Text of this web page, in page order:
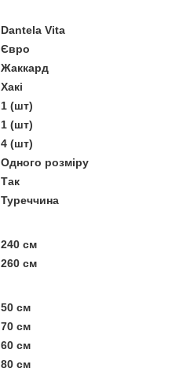
Dantela Vita
Євро
Жаккард
Хакі
1 (шт)
1 (шт)
4 (шт)
Одного розміру
Так
Туреччина
240 см
260 см
50 см
70 см
60 см
80 см